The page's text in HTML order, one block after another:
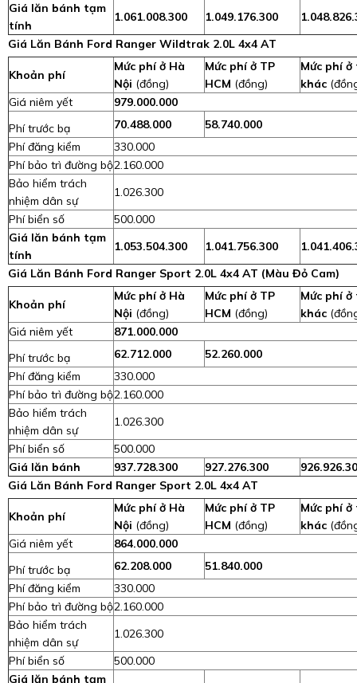
Giá lăn bánh tạm
tính
1.061.008.300 1.049.176.300
Giá Lăn Bánh Ford Ranger Wildtrak 2.0L 4x4 AT
Khoản phí
Mức phí ở Hà
Nội (đồng)
Mức phí ở TP
HCM (đồng)
Mức phí
khác
Giá niêm yết
979.000.000
Phí trước bạ
70.488.000
58.740.000
Phí đăng kiểm
330.000
Phí bảo trì đường bộ2.160.000
Bảo hiểm trách
nhiệm dân sự
1.026.300
Phí biển số
500.000
Giá lăn bánh tạm
tính
1.053.504.300 1.041.756.300
Giá Lăn Bánh Ford Ranger Sport 2.0L 4x4 AT (Màu Đỏ Cam)
Khoản phí
Mức phí ở Hà
Nội (đồng)
Mức phí ở TP
HCM (đồng)
Mức phí
khác
Giá niêm yết
871.000.000
Phí trước bạ
62.712.000
52.260.000
Phí đăng kiểm
330.000
Phí bảo trì đường bộ2.160.000
Bảo hiểm trách
nhiệm dân sự
1.026.300
Phí biển số
500.000
Giá lăn bánh
937.728.300 927.276.300
Giá Lăn Bánh Ford Ranger Sport 2.0L 4x4 AT
Khoản phí
Mức phí ở Hà
Nội (đồng)
Mức phí ở TP
HCM (đồng)
Mức phí
khác
Giá niêm yết
864.000.000
Phí trước bạ
62.208.000
51.840.000
Phí đăng kiểm
330.000
Phí bảo trì đường bộ2.160.000
Bảo hiểm trách
nhiệm dân sự
1.026.300
Phí biển số
500.000
Giá lăn bánh tạm